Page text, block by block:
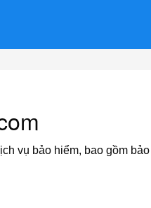
vụ bảo hiểm, bao gồm